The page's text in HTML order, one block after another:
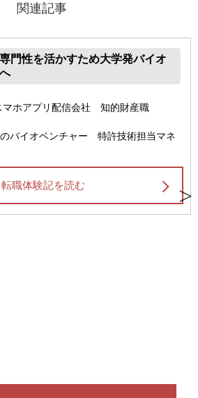
関連記事
門性を活かすため大学発バイオ
マホアプリ配信会社 知的財産職
バイオベンチャー 特許技術担当マネ
転職体験記を読む